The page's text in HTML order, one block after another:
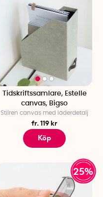
Tidskriftssamlare, Estelle
canvas, Bigso
Stilren canvas med läderdetalj
fr. 119 kr
Köp
25%